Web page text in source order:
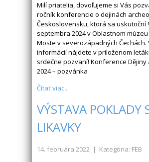
Milí priatelia, dovoľujeme si Vás
ročník konferencie o dejinách
Československu, ktorá sa uskutoční
septembra 2024 v Oblastnom
Moste v severozápadných Čechách.
informácií nájdete v priloženom
srdečne pozvaní! Konference Dějiny
2024 – pozvánka
Čítať viac...
VÝSTAVA POKLADY
LIKAVKY
14. februára 2022 | Kategória: FEB